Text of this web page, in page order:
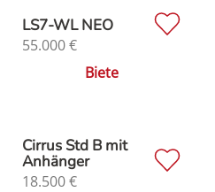
LS7-WL NEO
55.000€
Biete
Cirrus Std B mit
Anhänger
18.500€